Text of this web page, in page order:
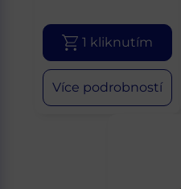
1 kliknutím
Více podrobností